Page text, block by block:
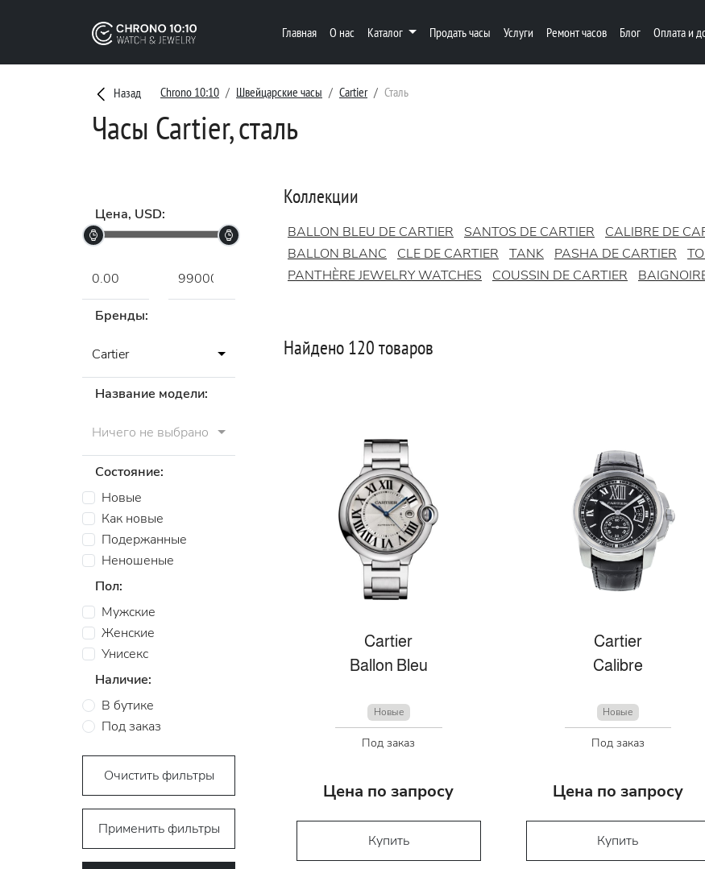
Главная О нас Каталог Продать часы Услуги Ремонт часов Блог Оплата и
Назад Chrono 10:10 Швейцарские часы Cartier Сталь
Часы Cartier, сталь
Цена, USD:
Бренды:
Cartier
Название модели:
Ничего не выбрано
Состояние:
Новые
Как новые
Подержанные
Неношеные
Пол:
Мужские
Женские
Унисекс
Наличие:
В бутике
Под заказ
Очистить фильтры
Применить фильтры
Коллекции
BALLON BLEU DE CARTIER SANTOS DE CARTIER CALIBRE DE
BALLON BLANC
CLE DE CARTIER TANK PASHA DE CARTIER
PANTHÈRE JEWELRY WATCHES
COUSSIN DE CARTIER
Найдено 120 товаров
Cartier
Ballon Bleu
Новые
Под заказ
Цена по запросу
Купить
Cartier
Calibre
Новые
Под заказ
Цена по запросу
Купить